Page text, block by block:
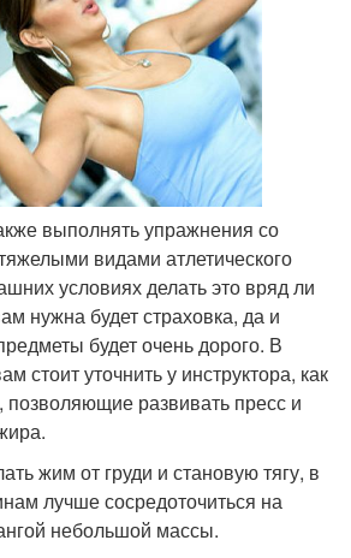
выполнять упражнения со
видами атлетического
условиях делать это вряд ли
нужна будет страховка, да и
будет очень дорого. В
стоит уточнить у инструктора, как
позволяющие развивать пресс и
жим от груди и становую тягу, в
лучше сосредоточиться на
небольшой массы.